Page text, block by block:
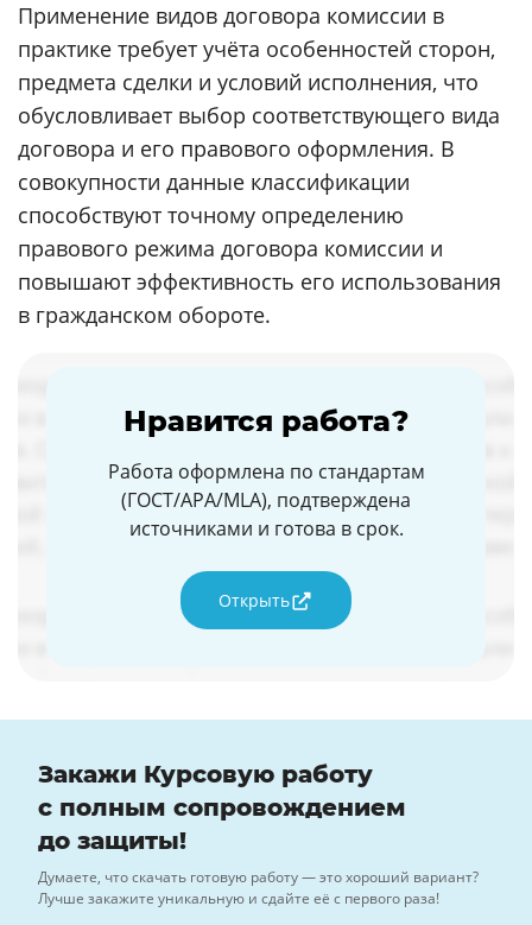
Применение видов договора комиссии в
практике требует учёта особенностей сторон,
предмета сделки и условий исполнения, что
обусловливает выбор соответствующего вида
договора и его правового оформления. В
совокупности данные классификации
способствуют точному определению
правового режима договора комиссии и
повышают эффективность его использования
в гражданском обороте.
Нравится работа?
Работа оформлена по стандартам
(ГОСТ/APA/MLA), подтверждена
источниками и готова в срок.
Открыть
Закажи Курсовую работу
с полным сопровождением
до защиты!
Думаете, что скачать готовую работу — это хороший вариант?
Лучше закажите уникальную и сдайте её с первого раза!